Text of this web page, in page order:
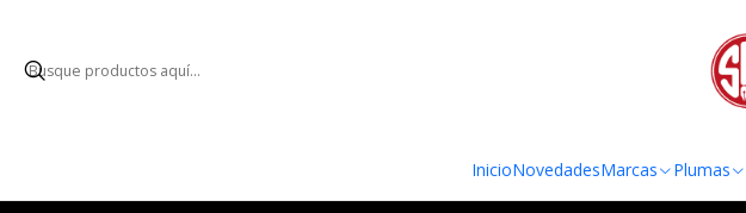
InicioNovedadesMarcas Plumas